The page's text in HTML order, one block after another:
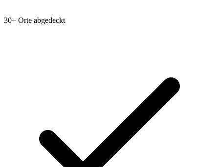
30+ Orte abgedeckt